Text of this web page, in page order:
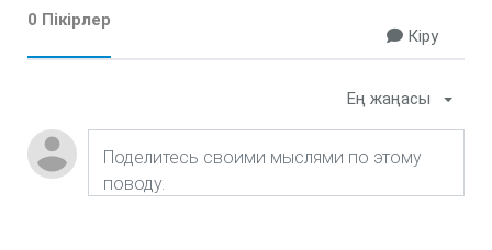
0 Пікірлер
Кіру
Ең жаңасы